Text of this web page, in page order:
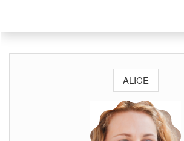
ALICE